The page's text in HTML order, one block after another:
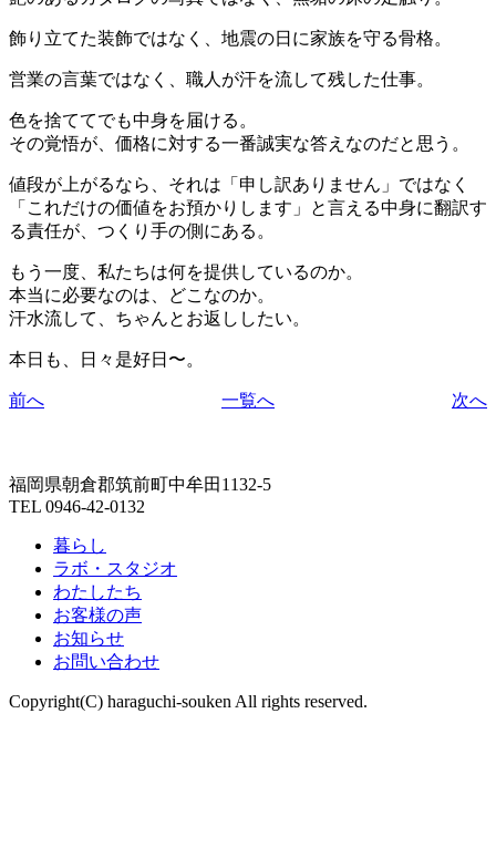
飾り立てた装飾ではなく、地震の日に家族を守る骨格。
営業の言葉ではなく、職人が汗を流して残した仕事。
色を捨ててでも中身を届ける。
その覚悟が、価格に対する一番誠実な答えなのだと思う。
値段が上がるなら、それは「申し訳ありません」ではなく
「これだけの価値をお預かりします」と言える中身に翻訳す
る責任が、つくり手の側にある。
もう一度、私たちは何を提供しているのか。
本当に必要なのは、どこなのか。
汗水流して、ちゃんとお返ししたい。
本日も、日々是好日〜。
前へ 一覧へ 次へ
福岡県朝倉郡筑前町中牟田1132-5
TEL 0946-42-0132
暮らし
ラボ・スタジオ
わたしたち
お客様の声
お知らせ
お問い合わせ
Copyright(C) haraguchi-souken All rights reserved.